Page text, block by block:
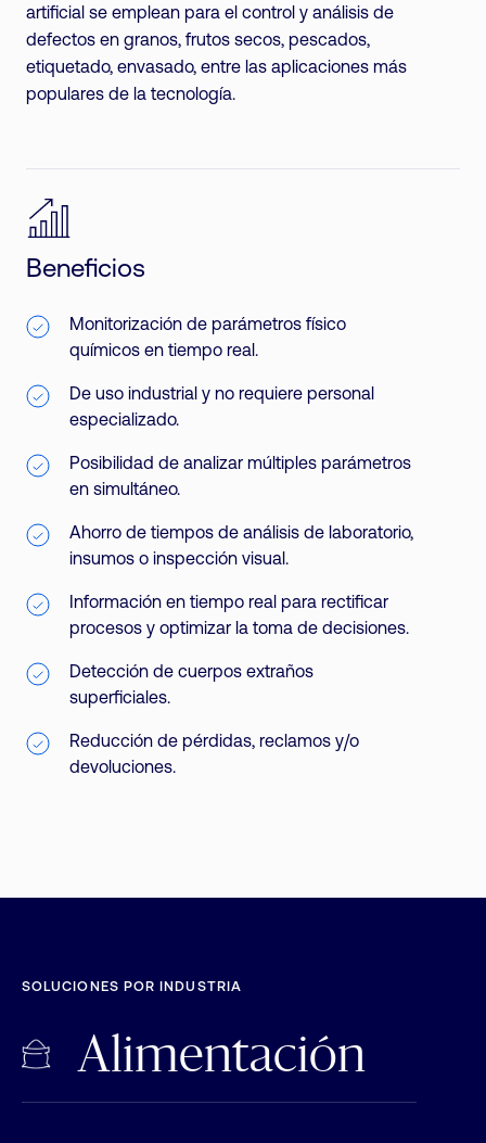
artificial se emplean para el control y análisis de
defectos en granos, frutos secos, pescados,
etiquetado, envasado, entre las aplicaciones más
populares de la tecnología.
Beneficios
Monitorización de parámetros físico
químicos en tiempo real.
De uso industrial y no requiere personal
especializado.
Posibilidad de analizar múltiples parámetros
en simultáneo.
Ahorro de tiempos de análisis de laboratorio,
insumos o inspección visual.
Información en tiempo real para rectificar
procesos y optimizar la toma de decisiones.
Detección de cuerpos extraños
superficiales.
Reducción de pérdidas, reclamos y/o
devoluciones.
SOLUCIONES POR INDUSTRIA
Alimentación